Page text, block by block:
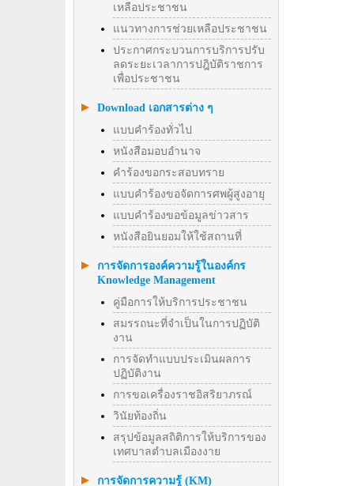
เหลือประชาชน
แนวทางการช่วยเหลือประชาชน
ประกาศกระบวนการบริการปรับ
ลดระยะเวลาการปฎิบัติราชการ
เพื่อประชาชน
Download เอกสารต่าง ๆ
แบบคำร้องทั่วไป
หนังสือมอบอำนาจ
คำร้องขอกระสอบทราย
แบบคำร้องขอจัดการศพผู้สูงอายุ
แบบคำร้องขอข้อมูลข่าวสาร
หนังสือยินยอมให้ใช้สถานที่
การจัดการองค์ความรู้ในองค์กร
Knowledge Management
คู่มือการให้บริการประชาชน
สมรรถนะที่จำเป็นในการปฏิบัติ
งาน
การจัดทำแบบประเมินผลการ
ปฏิบัติงาน
การขอเครื่องราชอิสริยาภรณ์
วินัยท้องถิ่น
สรุปข้อมูลสถิติการให้บริการของ
เทศบาลตำบลเมืองงาย
การจัดการความรู้ (KM)